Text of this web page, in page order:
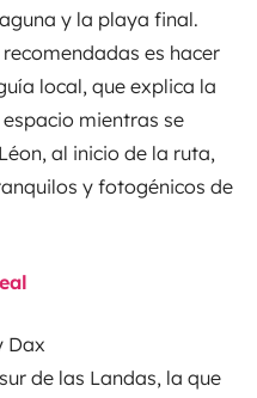
y la playa final.
es hacer
local, que explica la
mientras se
al inicio de la ruta,
y fotogénicos de
Dax
de las Landas, la que